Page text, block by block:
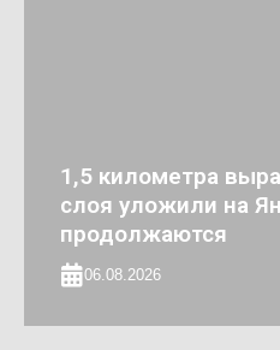
1,5 километра
слоя уложили на
продолжаются
06.08.2026